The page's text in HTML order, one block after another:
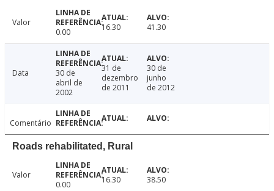
Valor
0.00
16.30 41.30
Data
30 de
abril de
2002
31 de
dezembro
de 2011
30 de
junho
de 2012
Comentário
Roads rehabilitated, Rural
Valor
0.00
16.30 38.50